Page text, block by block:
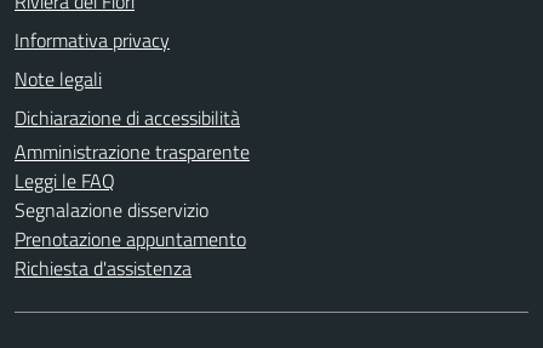
Informativa privacy
Note legali
Dichiarazione di accessibilità
Amministrazione trasparente
Leggi le FAQ
Segnalazione disservizio
Prenotazione appuntamento
Richiesta d'assistenza